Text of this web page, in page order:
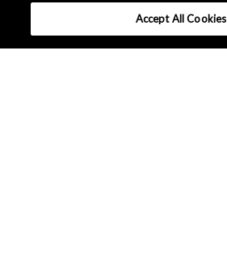
Accept All Cookies